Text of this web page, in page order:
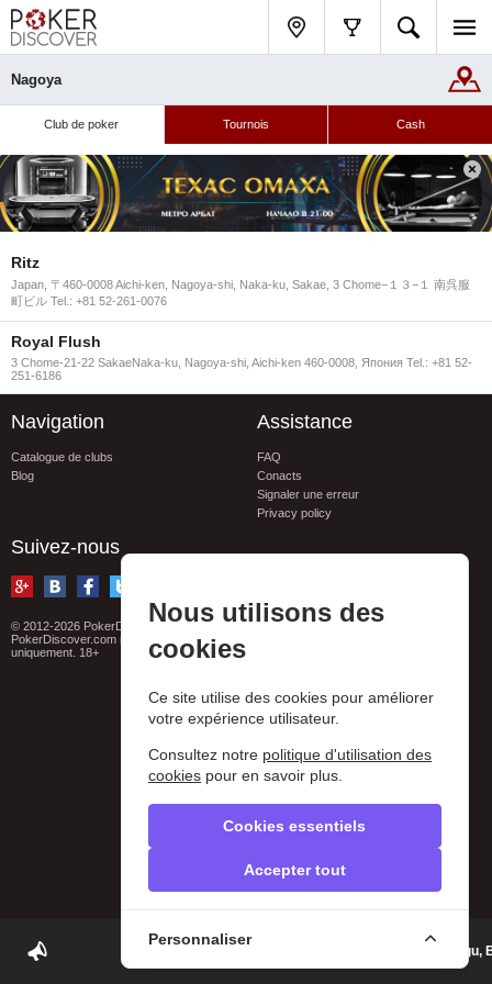
Nagoya
Club de poker Tournois Cash
Ritz
Japan, 〒460-0008 Aichi-ken, Nagoya-shi, Naka-ku, Sakae, 3 Chome−１３−１ 南呉服
町ビル Tel.: +81 52-261-0076
Royal Flush
3 Chome-21-22 SakaeNaka-ku, Nagoya-shi, Aichi-ken 460-0008, Япония Tel.: +81 52-
251-6186
Navigation
Catalogue de clubs
Blog
Assistance
FAQ
Conacts
Signaler une erreur
Privacy policy
Suivez-nous
© 2012-2026 PokerDiscover.com. Tous droits réservés
PokerDiscover.com n'est pas un organisateur de jeux. Le site est à titre informatif
uniquement. 18+
The B&B Club - Poker Room | Canggu,
Nous utilisons des
cookies
Ce site utilise des cookies pour améliorer
votre expérience utilisateur.
Consultez notre politique d'utilisation des
cookies pour en savoir plus.
Cookies essentiels
Accepter tout
Personnaliser